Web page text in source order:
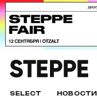
SELECT НОВОСТИ